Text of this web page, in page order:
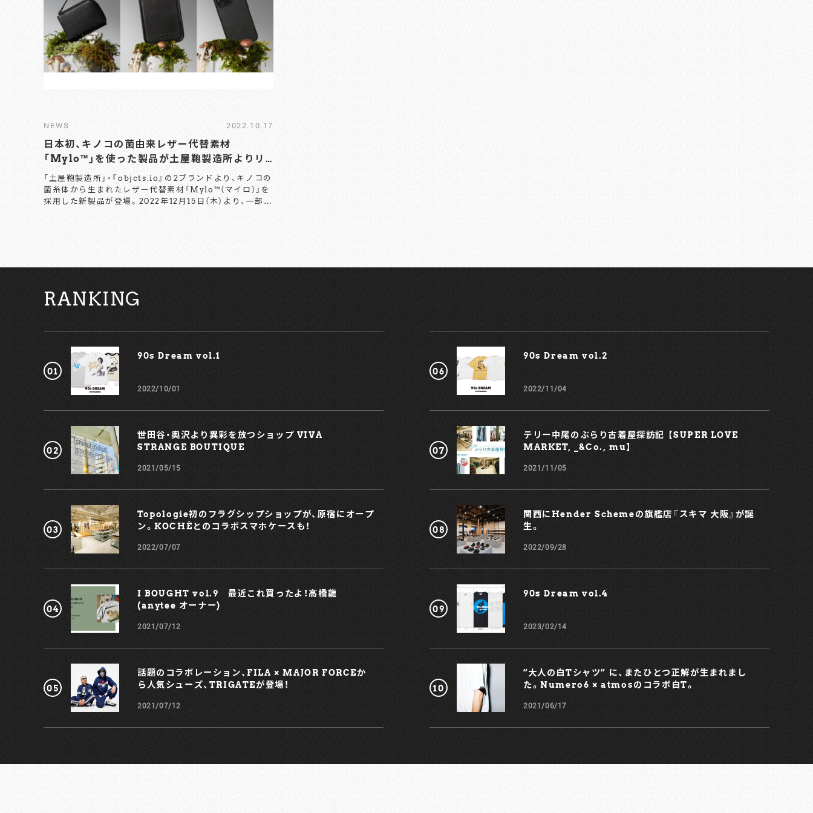
NEWS 2022.10.17
日本初、キノコの菌由来レザー代替素材
「Mylo™」を使った製品が土屋鞄製造所よりリ
リース
「土屋鞄製造所」・『objcts.io』の2ブランドより、キノコの
菌糸体から生まれたレザー代替素材「Mylo™（マイロ）」を
採用した新製品が登場。2022年12月15日（木）より、一部直
計3型を製品化し、発売するのだそう。 「Mylo™」は、上質
いる、従来の革の代替素材として期待される素材。革新的
な新素材の「Mylo™」を採用することで、同社のイノベー
風合いとしなやかさを持つ革新的な新素材・Mylo™を贅沢
に味わえるよう、外装と内装に採用。外装は牛革とのコン
ビネーションで仕上げつつ、ボトム部分とファスナータブ
には丈夫な「ハードバケッタレザー」を使用した『Mylo™
ハンディLファスナー』。コンパクトながら紙幣・小銭・カ
ードが収納可能で、L字型ファスナーを採用し、見やすく取
46,000円（税込） objcts.ioの人気製品である『ウォレッ
トバッグ』の正面部分・内ポケットに「Mylo™（マイロ）」を
あしらい、素材の風合いを楽しめるデザインに仕上げた
『Mylo™️ ウォレットバッグ』。背面・パイピング・ショル
ダーストラップには人工皮革「タフガード」を使用しつつ、
動物性の素材を使わずに仕立てた、スマートフォンポーチ
Mylo™️ iPhoneケース 16,800円（税込） 背面に
「Mylo™（マイロ）」を使用し、新素材のテクスチャーをア
クセントとして楽しめる『Mylo™️ iPhoneケース』。素材
の風合いを際立たせるシンプルなデザインに落とし込んだ
使用し、MagSafeにも対応。サイズ展開は、iPhone13,
た販売に先駆け、10月15日の「きのこの日」に合わせて、10
月15日（土）〜12月28日（水）まで実物を見て触れられる店
頭展示イベントを開催するようだ。こちらもこぞって注目
を。ちなみに直営店舗（六本木店、渋谷店、西新井本店、名
ととしよう。
※店頭での販売は2022年12/28（水）まで 【お問い合わせ】
お客様サポート係
電話：0120-907-647（平日10：00～17：00）
RANKING
90s Dream vol.1￼
2022/10/01
世田谷・奥沢より異彩を放つショップ VIVA
STRANGE BOUTIQUE
2021/05/15
Topologie初のフラグシップショップが、原宿にオープ
ン。KOCHÉとのコラボスマホケースも！
2022/07/07
I BOUGHT vol.9 最近これ買ったよ！高橋龍
(anytee オーナー)
2021/07/12
話題のコラボレーション、FILA × MAJOR FORCEか
ら人気シューズ、TRIGATEが登場！
2021/07/12
90s Dream vol.2￼
2022/11/04
テリー中尾のぶらり古着屋探訪記 【SUPER LOVE
MARKET, _&Co., mu】
2021/11/05
関西にHender Schemeの旗艦店『スキマ 大阪』が誕
生。
2022/09/28
90s Dream vol.4
2023/02/14
“大人の白Tシャツ” に、またひとつ正解が生まれまし
た。Numero6 × atmosのコラボ白T。
2021/06/17